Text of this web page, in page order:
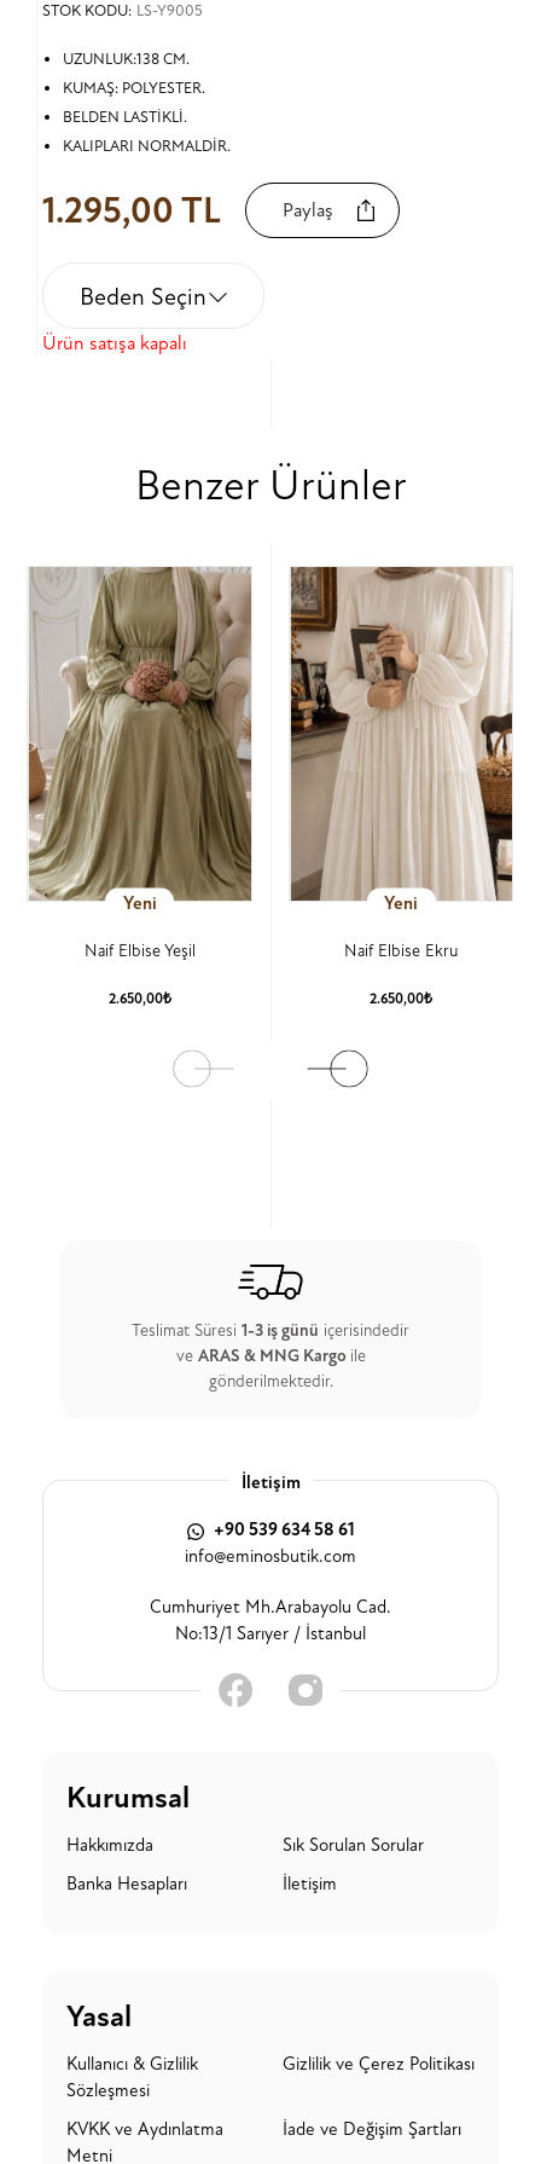
STOK KODU: LS-Y9005
UZUNLUK:138 CM.
KUMAŞ: POLYESTER.
BELDEN LASTİKLİ.
KALIPLARI NORMALDİR.
1.295,00 TL Paylaş
Beden Seçin
Ürün satışa kapalı
Benzer Ürünler
Yeni
Naif Elbise Yeşil
2.650,00₺
Yeni
Naif Elbise Ekru
2.650,00₺
Teslimat Süresi 1-3 iş günü içerisindedir
ve ARAS & MNG Kargo ile
gönderilmektedir.
İletişim
+90 539 634 58 61
info@eminosbutik.com
Cumhuriyet Mh.Arabayolu Cad.
No:13/1 Sarıyer / İstanbul
Kurumsal
Hakkımızda
Sık Sorulan Sorular
Banka Hesapları
İletişim
Yasal
Kullanıcı & Gizlilik
Sözleşmesi
Gizlilik ve Çerez Politikası
KVKK ve Aydınlatma
Metni
İade ve Değişim Şartları